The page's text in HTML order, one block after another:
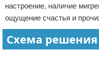
настроение, наличие
ощущение счастья и
Схема